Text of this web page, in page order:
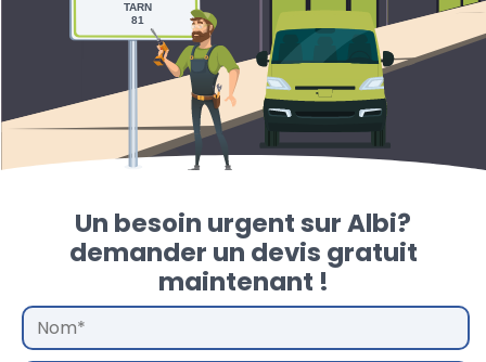
TARN
81
Un besoin urgent sur Albi?
demander un devis gratuit
maintenant !